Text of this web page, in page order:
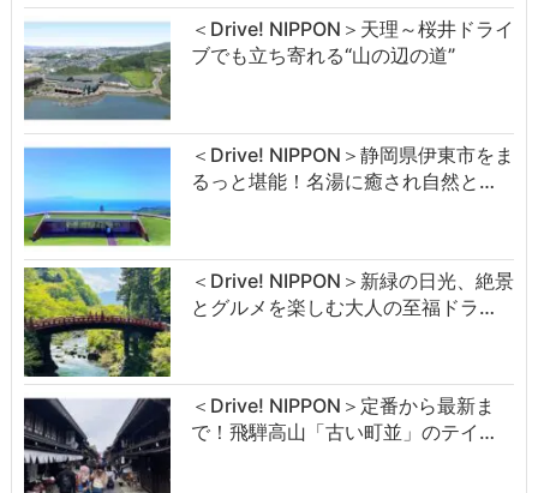
＜Drive! NIPPON＞天理～桜井ドライ
ブでも立ち寄れる“山の辺の道”
＜Drive! NIPPON＞静岡県伊東市をま
るっと堪能！名湯に癒され自然と…
＜Drive! NIPPON＞新緑の日光、絶景
とグルメを楽しむ大人の至福ドラ…
＜Drive! NIPPON＞定番から最新ま
で！飛騨高山「古い町並」のテイ…